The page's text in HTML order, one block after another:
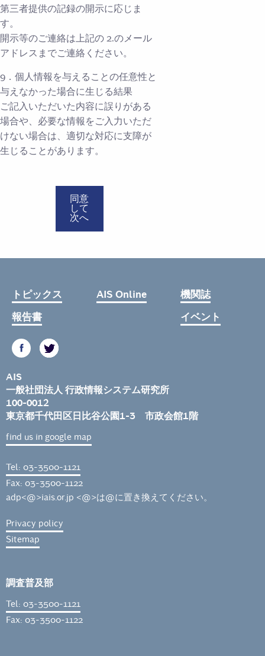
第三者提供の記録の開示に応じま
す。
開示等のご連絡は上記の 2.のメール
アドレスまでご連絡ください。
9．個人情報を与えることの任意性と
与えなかった場合に生じる結果
ご記入いただいた内容に誤りがある
場合や、必要な情報をご入力いただ
けない場合は、適切な対応に支障が
生じることがあります。
同意
して
次へ
トピックス AIS Online
機関誌
報告書
イベント
AIS
一般社団法人 行政情報システム研究所
100-0012
東京都千代田区日比谷公園1-3 市政会館1階
find us in google map
Tel: 03-3500-1121
Fax: 03-3500-1122
adp<@>iais.or.jp <@>は@に置き換えてください。
Privacy policy
Sitemap
調査普及部
Tel: 03-3500-1121
Fax: 03-3500-1122